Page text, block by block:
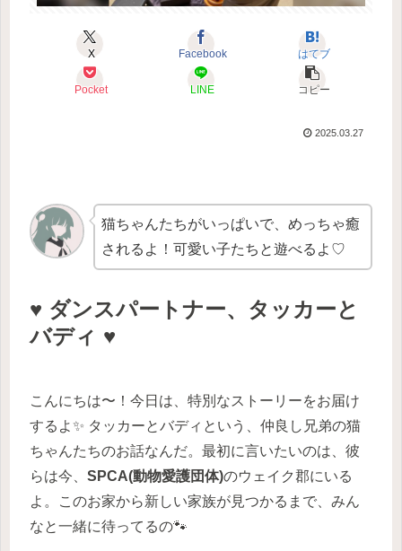
X Facebook はてブ
Pocket LINE コピー
2025.03.27
猫ちゃんたちがいっぱいで、めっちゃ癒
されるよ！可愛い子たちと遊べるよ♡
♥️ ダンスパートナー、タッカーと
バディ ♥️
こんにちは〜！今日は、特別なストーリーをお届け
するよ✨ タッカーとバディという、仲良し兄弟の猫
ちゃんたちのお話なんだ。最初に言いたいのは、彼
らは今、 SPCA(動物愛護団体)のウェイク郡にいる
よ。このお家から新しい家族が見つかるまで、みん
なと一緒に待ってるの🐾